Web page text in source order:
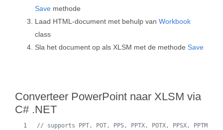
Save methode
Laad HTML-document met behulp van Workbook
class
Sla het document op als XLSM met de methode Save
Converteer PowerPoint naar XLSM via
C# .NET
// supports PPT, POT, PPS, PPTX, POTX, PPSX, PPTM,